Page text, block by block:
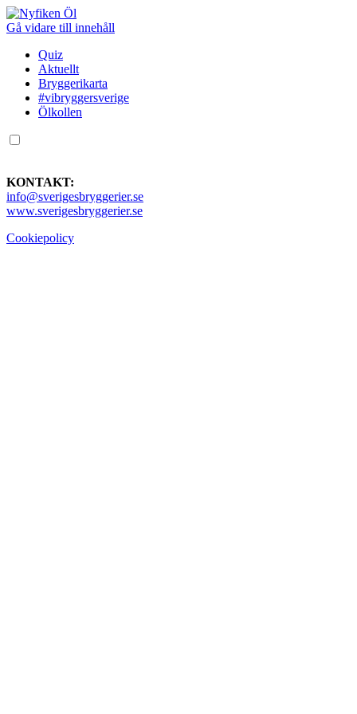
Gå vidare till innehåll
Quiz
Aktuellt
Bryggerikarta
#vibryggersverige
Ölkollen
KONTAKT:
info@sverigesbryggerier.se
www.sverigesbryggerier.se
Cookiepolicy